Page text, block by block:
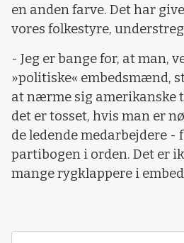
en anden farve. Det har
vores folkestyre,
- Jeg er bange for, at man,
»politiske« embedsmænd,
at nærme sig amerikanske
det er tosset, hvis man er
de ledende medarbejdere -
partibogen i orden. Det er
mange rygklappere i